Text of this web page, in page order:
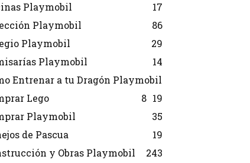
Playmobil
17
Playmobil
86
Playmobil
29
Playmobil
14
Entrenar a tu Dragón Playmobil
19
Lego
8
Playmobil
35
de Pascua
19
y Obras Playmobil
243